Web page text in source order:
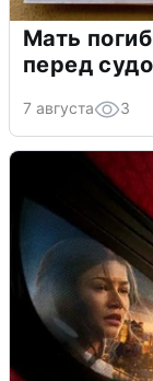
Мать
перед
7 августа 3